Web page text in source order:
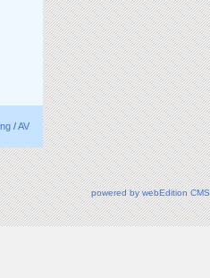
/AV
powered by webEdition CMS